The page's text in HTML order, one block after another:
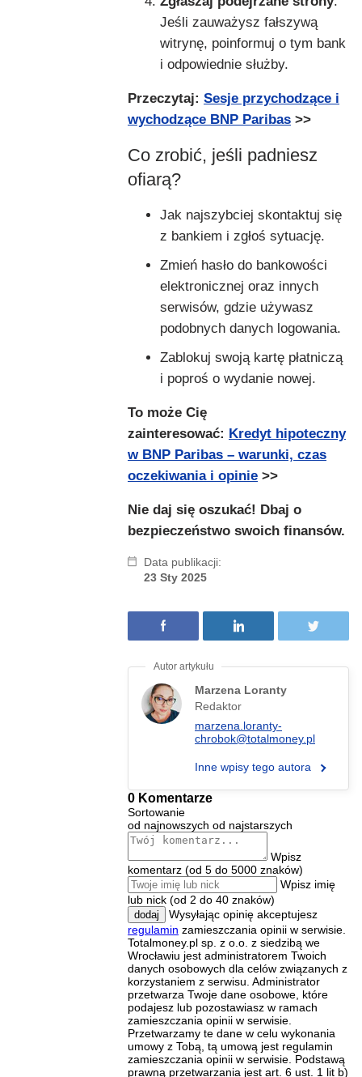
Jeśli zauważysz fałszywą
witrynę, poinformuj o tym bank
i odpowiednie służby.
Przeczytaj: Sesje przychodzące i
wychodzące BNP Paribas >>
Co zrobić, jeśli padniesz
ofiarą?
Jak najszybciej skontaktuj się
z bankiem i zgłoś sytuację.
Zmień hasło do bankowości
elektronicznej oraz innych
serwisów, gdzie używasz
podobnych danych logowania.
Zablokuj swoją kartę płatniczą
i poproś o wydanie nowej.
To może Cię
zainteresować: Kredyt hipoteczny
w BNP Paribas – warunki, czas
oczekiwania i opinie >>
Nie daj się oszukać! Dbaj o
bezpieczeństwo swoich finansów.
Data publikacji:
23 Sty 2025
Marzena Loranty
Redaktor
marzena.loranty-
chrobok@totalmoney.pl
Inne wpisy tego autora
0 Komentarze
Sortowanie
od najnowszych od najstarszych
Wpisz
komentarz (od 5 do 5000 znaków)
Wpisz imię
lub nick (od 2 do 40 znaków)
dodaj
Wysyłając opinię akceptujesz
regulamin zamieszczania opinii w serwisie.
Totalmoney.pl sp. z o.o. z siedzibą we
Wrocławiu jest administratorem Twoich
danych osobowych dla celów związanych z
korzystaniem z serwisu. Administrator
przetwarza Twoje dane osobowe, które
podajesz lub pozostawiasz w ramach
zamieszczania opinii w serwisie.
Przetwarzamy te dane w celu wykonania
umowy z Tobą, tą umową jest regulamin
zamieszczania opinii w serwisie. Podstawą
prawną przetwarzania jest art. 6 ust. 1 lit b)